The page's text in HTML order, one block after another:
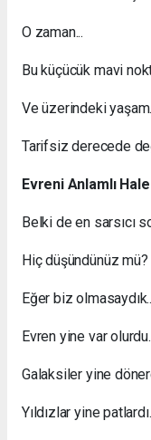
O zaman...
Bu küçücük mavi
Ve üzerindeki
Tarifsiz derecede
Evreni Anlamlı
Belki de en sarsıcı
Hiç düşündünüz mü?
Eğer biz
Evren yine var olurdu.
Galaksiler yine
Yıldızlar yine patlardı.